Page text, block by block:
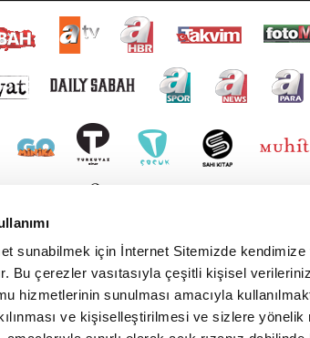
sunabilmek için İnternet Sitemizde
Bu çerezler vasıtasıyla çeşitli kişisel
hizmetlerinin sunulması amacıyla
ve kişiselleştirilmesi ve sizlere